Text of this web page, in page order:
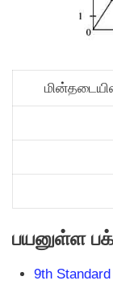
பயனுள்ள
9th